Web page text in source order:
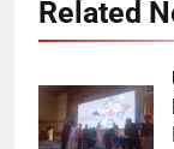
Related